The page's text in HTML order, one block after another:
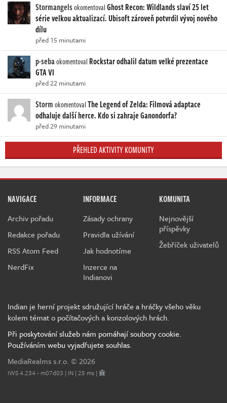
StormangelsokomentovalGhost Recon: Wildlands slaví 25 let
série velkou aktualizací. Ubisoft zároveň potvrdil vývoj nového
dílu
před 15 minutami
p-sebaokomentoval Rockstar odhalil datum velké prezentace
GTA VI
před 22 minutami
StormokomentovalThe Legend of Zelda: Filmová adaptace
odhaluje další herce. Kdo si zahraje Ganondorfa?
před 29 minutami
PŘEHLED AKTIVITY KOMUNITY
NAVIGACE
Archiv pořadu
Redakce pořadu
RSS Atom Feed
NerdFix
INFORMACE
Zásady ochrany
Pravidla užívání
Jak hodnotíme
Inzerce na
Indianovi
KOMUNITA
Nejnovější
příspěvky
Žebříček uživatelů
Indian je herní projekt sdružující hráče a hráčky všeho věku
kolem témat o počítačových a konzolových hrách.
Při poskytování služeb nám pomáhají soubory cookie.
Používáním webu vyjadřujete souhlas.
MediaRealms s.r.o. © 2026
IWS 4.234 - m07d03 | IN | 25 ms |